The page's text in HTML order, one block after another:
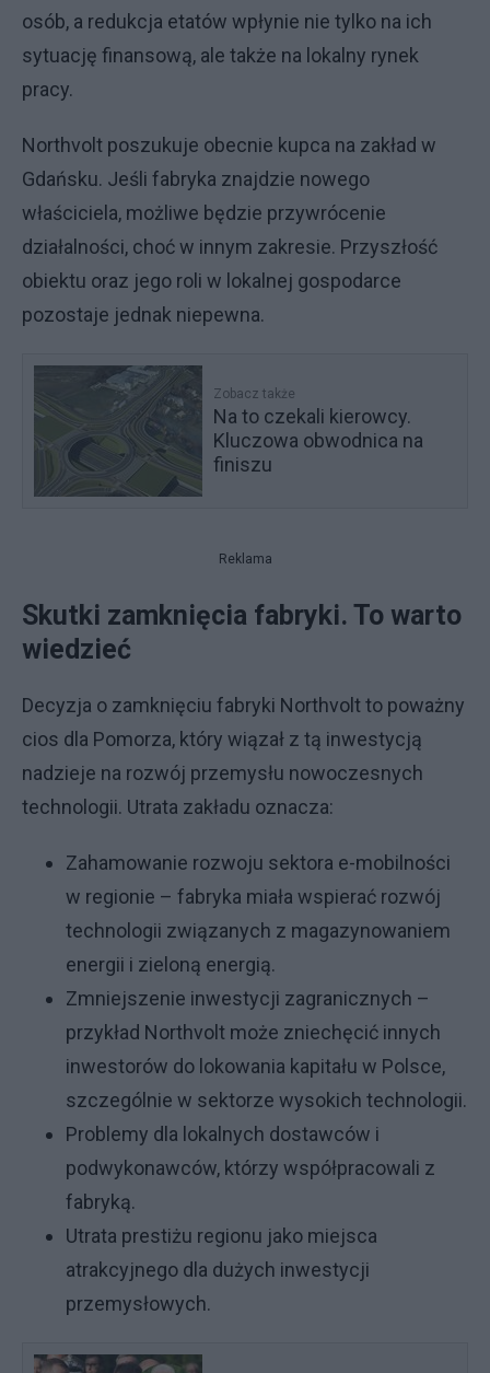
osób, a redukcja etatów wpłynie nie tylko na ich
sytuację finansową, ale także na lokalny rynek
pracy.
Northvolt poszukuje obecnie kupca na zakład w
Gdańsku. Jeśli fabryka znajdzie nowego
właściciela, możliwe będzie przywrócenie
działalności, choć w innym zakresie. Przyszłość
obiektu oraz jego roli w lokalnej gospodarce
pozostaje jednak niepewna.
Zobacz także
Na to czekali kierowcy.
Kluczowa obwodnica na
finiszu
Reklama
Skutki zamknięcia fabryki. To warto
wiedzieć
Decyzja o zamknięciu fabryki Northvolt to poważny
cios dla Pomorza, który wiązał z tą inwestycją
nadzieje na rozwój przemysłu nowoczesnych
technologii. Utrata zakładu oznacza:
Zahamowanie rozwoju sektora e-mobilności
w regionie – fabryka miała wspierać rozwój
technologii związanych z magazynowaniem
energii i zieloną energią.
Zmniejszenie inwestycji zagranicznych –
przykład Northvolt może zniechęcić innych
inwestorów do lokowania kapitału w Polsce,
szczególnie w sektorze wysokich technologii.
Problemy dla lokalnych dostawców i
podwykonawców, którzy współpracowali z
fabryką.
Utrata prestiżu regionu jako miejsca
atrakcyjnego dla dużych inwestycji
przemysłowych.